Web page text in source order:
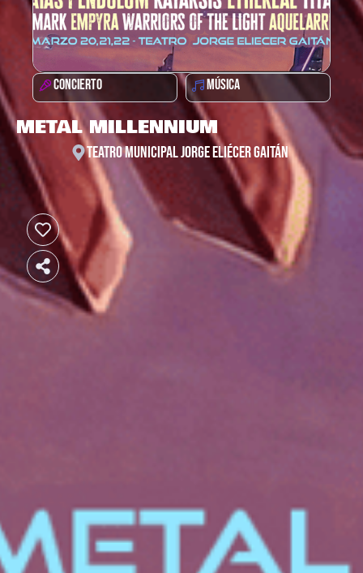
CONCIERTO MÚSICA
METAL MILLENNIUM
TEATRO MUNICIPAL JORGE ELIÉCER GAITÁN